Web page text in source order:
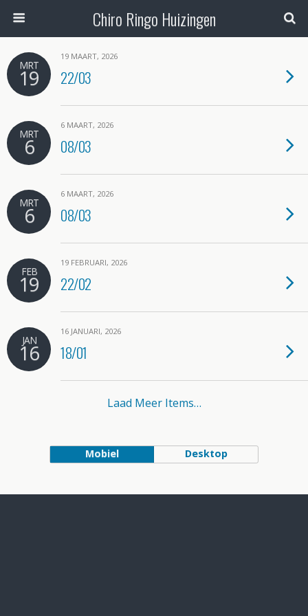
Chiro Ringo Huizingen
MRT
19
19 MAART, 2026
22/03
MRT
6
6 MAART, 2026
08/03
MRT
6
6 MAART, 2026
08/03
FEB
19
19 FEBRUARI, 2026
22/02
JAN
16
16 JANUARI, 2026
18/01
Laad Meer Items…
Mobiel Desktop